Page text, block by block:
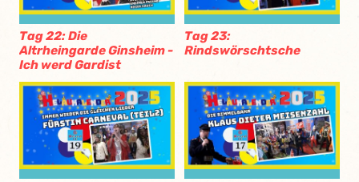
Tag 22: Die
Altrheingarde Ginsheim -
Ich werd Gardist
Tag 23:
Rindswörschtsche